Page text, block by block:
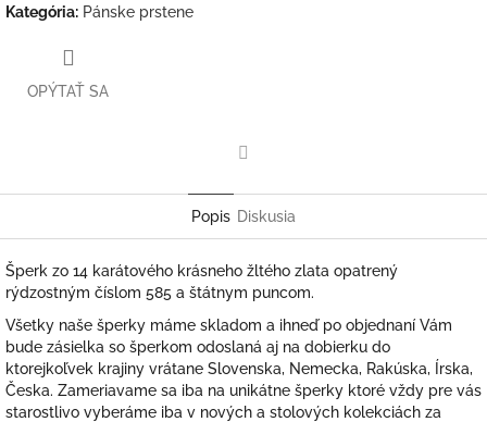
Kategória: Pánske prstene
OPÝTAŤ SA
Popis Diskusia
Šperk zo 14 karátového krásneho žltého zlata opatrený
rýdzostným číslom 585 a štátnym puncom.
Všetky naše šperky máme skladom a ihneď po objednaní Vám
bude zásielka so šperkom odoslaná aj na dobierku do
ktorejkoľvek krajiny vrátane Slovenska, Nemecka, Rakúska, Írska,
Česka. Zameriavame sa iba na unikátne šperky ktoré vždy pre vás
starostlivo vyberáme iba v nových a stolových kolekciách za